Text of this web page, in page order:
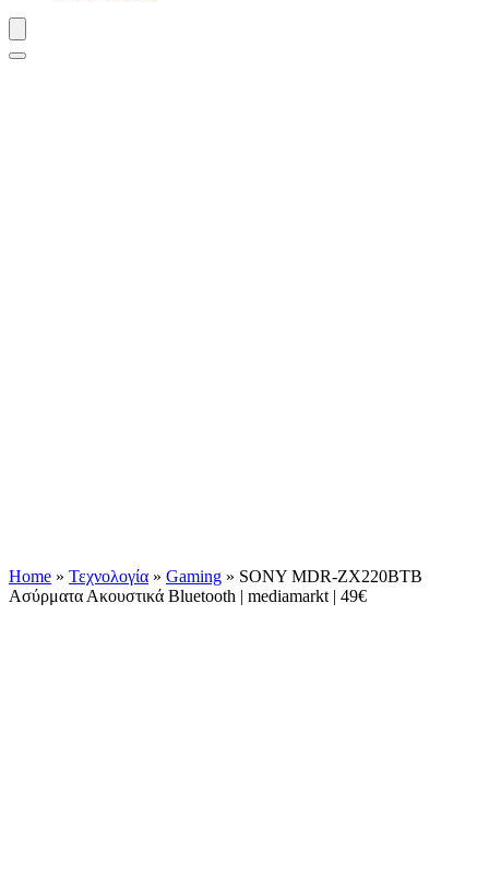
Home » Τεχνολογία » Gaming » SONY MDR-ZX220BTB
Ασύρματα Ακουστικά Bluetooth | mediamarkt | 49€